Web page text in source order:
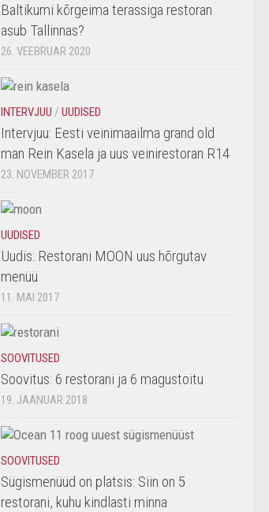
Baltikumi kõrgeima terassiga restoran
asub Tallinnas?
26. VEEBRUAR 2020
INTERVJUU / UUDISED
Intervjuu: Eesti veinimaailma grand old
man Rein Kasela ja uus veinirestoran R14
23. NOVEMBER 2017
UUDISED
Uudis: Restorani MOON uus hõrgutav
menüü
11. MAI 2017
SOOVITUSED
Soovitus: 6 restorani ja 6 magustoitu
19. JAANUAR 2018
SOOVITUSED
Sügismenüüd on platsis: Siin on 5
restorani, kuhu kindlasti minna